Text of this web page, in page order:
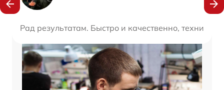
Рад результатам. Быстро и качественно, техника